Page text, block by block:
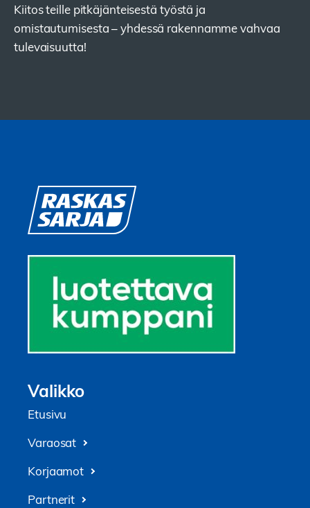
Kiitos teille pitkäjänteisestä työstä ja
omistautumisesta – yhdessä rakennamme vahvaa
tulevaisuutta!
Valikko
Etusivu
Varaosat
Korjaamot
Partnerit